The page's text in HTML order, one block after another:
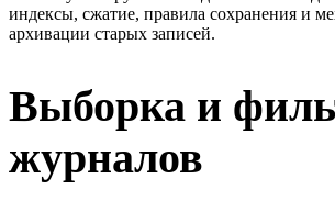
индексы, сжатие, правила сохранения и
архивации старых записей.
Выборка и
журналов